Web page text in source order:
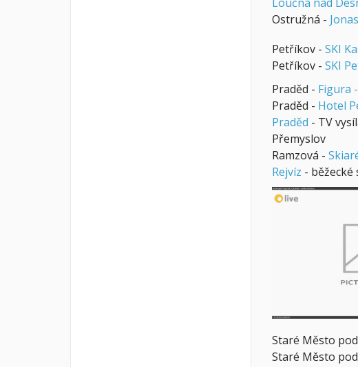
Ostružná -
Petříkov - SKI
Petříkov - SKI
Praděd - Figura
Praděd - Hotel
Praděd - TV
Přemyslov
Ramzová -
Rejvíz - běžecké
Staré Město
Staré Město